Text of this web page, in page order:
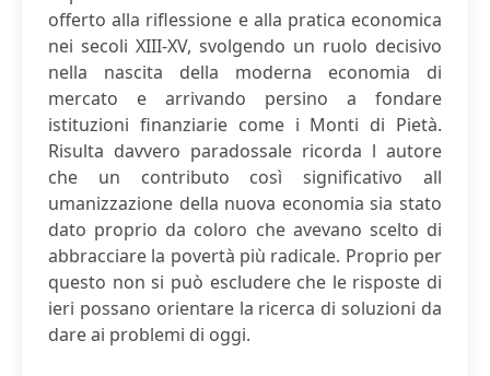
offerto alla riflessione e alla pratica economica
nei secoli XIII-XV, svolgendo un ruolo decisivo
nella nascita della moderna economia di
mercato e arrivando persino a fondare
istituzioni finanziarie come i Monti di Pietà.
Risulta davvero paradossale ricorda l autore
che un contributo così significativo all
umanizzazione della nuova economia sia stato
dato proprio da coloro che avevano scelto di
abbracciare la povertà più radicale. Proprio per
questo non si può escludere che le risposte di
ieri possano orientare la ricerca di soluzioni da
dare ai problemi di oggi.